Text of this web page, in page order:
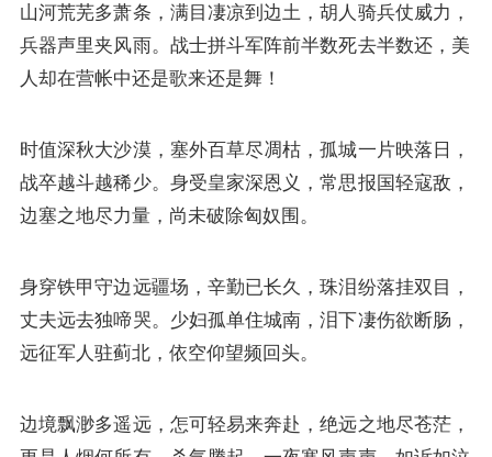
山河荒芜多萧条，满目凄凉到边土，胡人骑兵仗威力，
兵器声里夹风雨。战士拼斗军阵前半数死去半数还，美
人却在营帐中还是歌来还是舞！
时值深秋大沙漠，塞外百草尽凋枯，孤城一片映落日，
战卒越斗越稀少。身受皇家深恩义，常思报国轻寇敌，
边塞之地尽力量，尚未破除匈奴围。
身穿铁甲守边远疆场，辛勤已长久，珠泪纷落挂双目，
丈夫远去独啼哭。少妇孤单住城南，泪下凄伤欲断肠，
远征军人驻蓟北，依空仰望频回头。
边境飘渺多遥远，怎可轻易来奔赴，绝远之地尽苍茫，